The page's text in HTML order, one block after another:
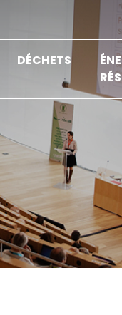
DÉCHETS